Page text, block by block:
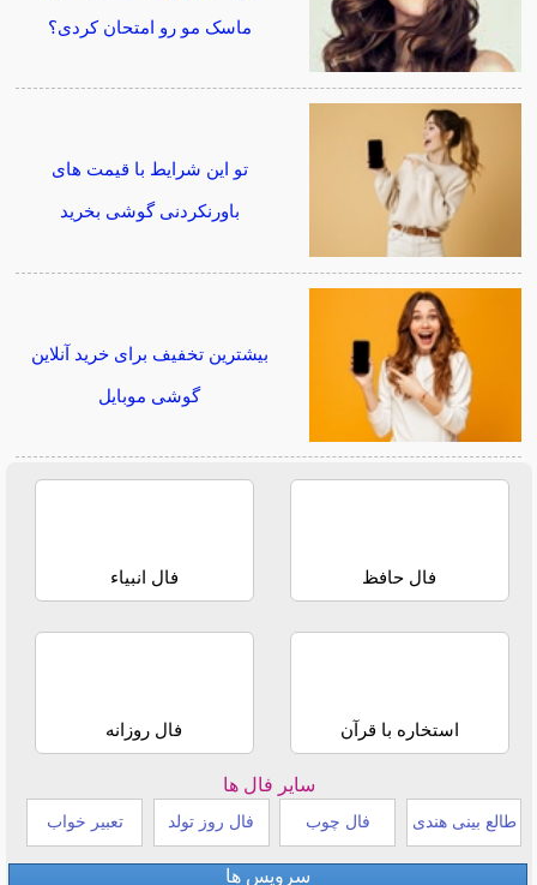
ماسک مو رو امتحان کردی؟
تو این شرایط با قیمت های
باورنکردنی گوشی بخرید
بیشترین تخفیف برای خرید آنلاین
گوشی موبایل
فال حافظ فال انبیاء
استخاره با قرآن فال روزانه
سایر فال ها
طالع بینی هندی فال چوب فال روز تولد تعبیر خواب
سرویس ها